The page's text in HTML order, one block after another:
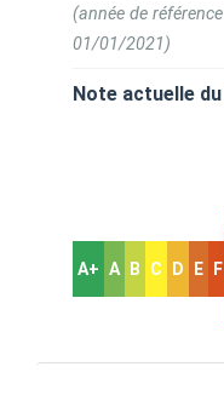
(année de
01/01/2021)
Note actuelle du
A+ A B C D E F